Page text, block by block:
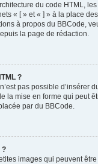
du code HTML,
« [ » et « ] » à la place
à propos du BBCode,
la page de rédaction.
?
pas possible d’insérer
la mise en forme qui peut
par du BBCode.
?
images qui peuvent